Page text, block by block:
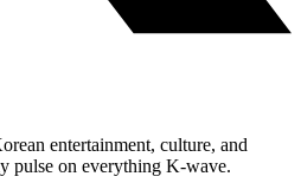
entertainment, culture, and
pulse on everything K-wave.